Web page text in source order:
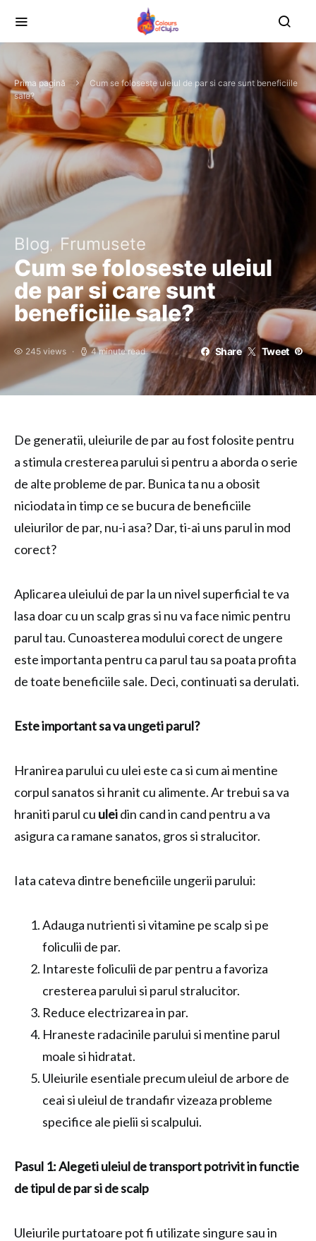
Prima pagină
Cum se foloseste uleiul de par si care sunt beneficiile
sale?
Blog Frumusete
Cum se foloseste uleiul
de par si care sunt
beneficiile sale?
245 views 4 minute read Share Tweet
De generatii, uleiurile de par au fost folosite pentru
a stimula cresterea parului si pentru a aborda o serie
de alte probleme de par. Bunica ta nu a obosit
niciodata in timp ce se bucura de beneficiile
uleiurilor de par, nu-i asa? Dar, ti-ai uns parul in mod
corect?
Aplicarea uleiului de par la un nivel superficial te va
lasa doar cu un scalp gras si nu va face nimic pentru
parul tau. Cunoasterea modului corect de ungere
este importanta pentru ca parul tau sa poata profita
de toate beneficiile sale. Deci, continuati sa derulati.
Este important sa va ungeti parul?
Hranirea parului cu ulei este ca si cum ai mentine
corpul sanatos si hranit cu alimente. Ar trebui sa va
hraniti parul cu uleidin cand in cand pentru a va
asigura ca ramane sanatos, gros si stralucitor.
Iata cateva dintre beneficiile ungerii parului:
Adauga nutrienti si vitamine pe scalp si pe
foliculii de par.
Intareste foliculii de par pentru a favoriza
cresterea parului si parul stralucitor.
Reduce electrizarea in par.
Hraneste radacinile parului si mentine parul
moale si hidratat.
Uleiurile esentiale precum uleiul de arbore de
ceai si uleiul de trandafir vizeaza probleme
specifice ale pielii si scalpului.
Pasul 1: Alegeti uleiul de transport potrivit in functie
de tipul de par si de scalp
Uleiurile purtatoare pot fi utilizate singure sau in